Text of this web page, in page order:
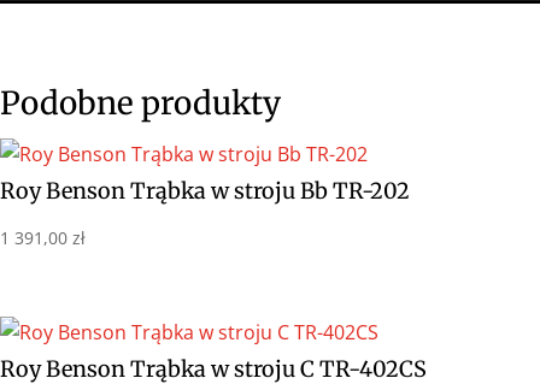
Podobne produkty
Roy Benson Trąbka w stroju Bb TR-202
1 391,00 zł
Roy Benson Trąbka w stroju C TR-402CS